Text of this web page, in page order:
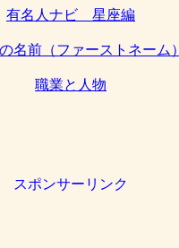
有名人ナビ 星座編
名前（ファーストネーム）
職業と人物
スポンサーリンク